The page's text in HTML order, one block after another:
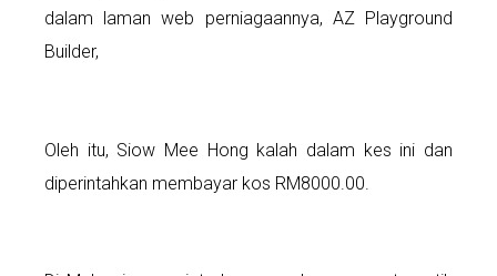
dalam laman web perniagaannya, AZ Playground
Builder,
Oleh itu, Siow Mee Hong kalah dalam kes ini dan
diperintahkan membayar kos RM8000.00.